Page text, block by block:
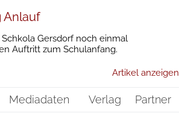
Anlauf
Gersdorf noch einmal
Auftritt zum Schulanfang.
Artikel anzeigen
Mediadaten Verlag Partner